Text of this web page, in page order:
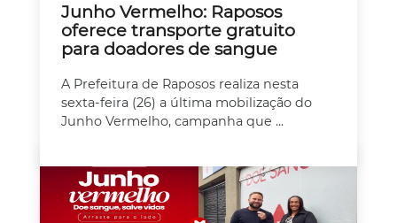
Junho Vermelho: Raposos
oferece transporte gratuito
para doadores de sangue
A Prefeitura de Raposos realiza nesta
sexta-feira (26) a última mobilização do
Junho Vermelho, campanha que ...